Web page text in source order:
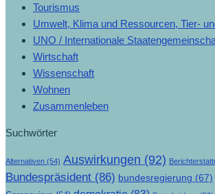
Tourismus
Umwelt, Klima und Ressourcen, Tier-
UNO / Internationale
Wirtschaft
Wissenschaft
Wohnen
Zusammenleben
Suchwörter
Alternativen (54) Auswirkungen (92)
Bundespräsident (86) bundesregierung (67)